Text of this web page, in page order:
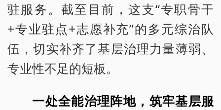
驻服务。截至目前，这支“专职骨干
+专业驻点+志愿补充”的多元综治队
伍，切实补齐了基层治理力量薄弱、
专业性不足的短板。
一处全能治理阵地，筑牢基层服